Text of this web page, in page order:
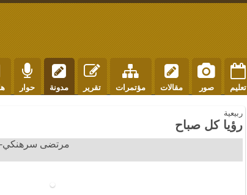
تعليم صور مقالات مؤتمرات تقرير مدونة حوار
ربيعية
رؤيا كل صباح
مرتضى سرهنكي-